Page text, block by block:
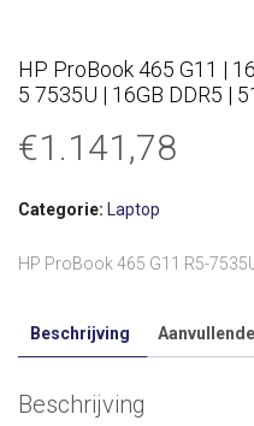
HP ProBook 465 G11 |
5 7535U | 16GB DDR5 |
€1.141,78
Categorie: Laptop
HP ProBook 465 G11 R5-
Beschrijving
Beschrijving